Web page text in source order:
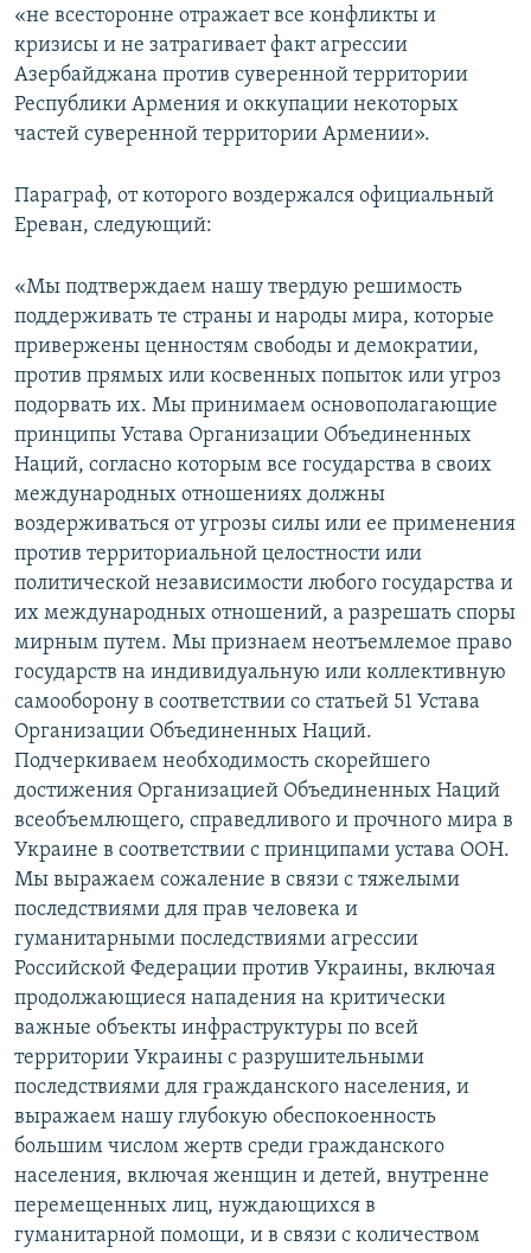
«не всесторонне отражает все конфликты и
кризисы и не затрагивает факт агрессии
Азербайджана против суверенной территории
Республики Армения и оккупации некоторых
частей суверенной территории Армении».
Параграф, от которого воздержался официальный
Ереван, следующий:
«Мы подтверждаем нашу твердую решимость
поддерживать те страны и народы мира, которые
привержены ценностям свободы и демократии,
против прямых или косвенных попыток или угроз
подорвать их. Мы принимаем основополагающие
принципы Устава Организации Объединенных
Наций, согласно которым все государства в своих
международных отношениях должны
воздерживаться от угрозы силы или ее применения
против территориальной целостности или
политической независимости любого государства и
их международных отношений, а разрешать споры
мирным путем. Мы признаем неотъемлемое право
государств на индивидуальную или коллективную
самооборону в соответствии со статьей 51 Устава
Организации Объединенных Наций.
Подчеркиваем необходимость скорейшего
достижения Организацией Объединенных Наций
всеобъемлющего, справедливого и прочного мира в
Украине в соответствии с принципами устава ООН.
Мы выражаем сожаление в связи с тяжелыми
последствиями для прав человека и
гуманитарными последствиями агрессии
Российской Федерации против Украины, включая
продолжающиеся нападения на критически
важные объекты инфраструктуры по всей
территории Украины с разрушительными
последствиями для гражданского населения, и
выражаем нашу глубокую обеспокоенность
большим числом жертв среди гражданского
населения, включая женщин и детей, внутренне
перемещенных лиц, нуждающихся в
гуманитарной помощи, и в связи с количеством